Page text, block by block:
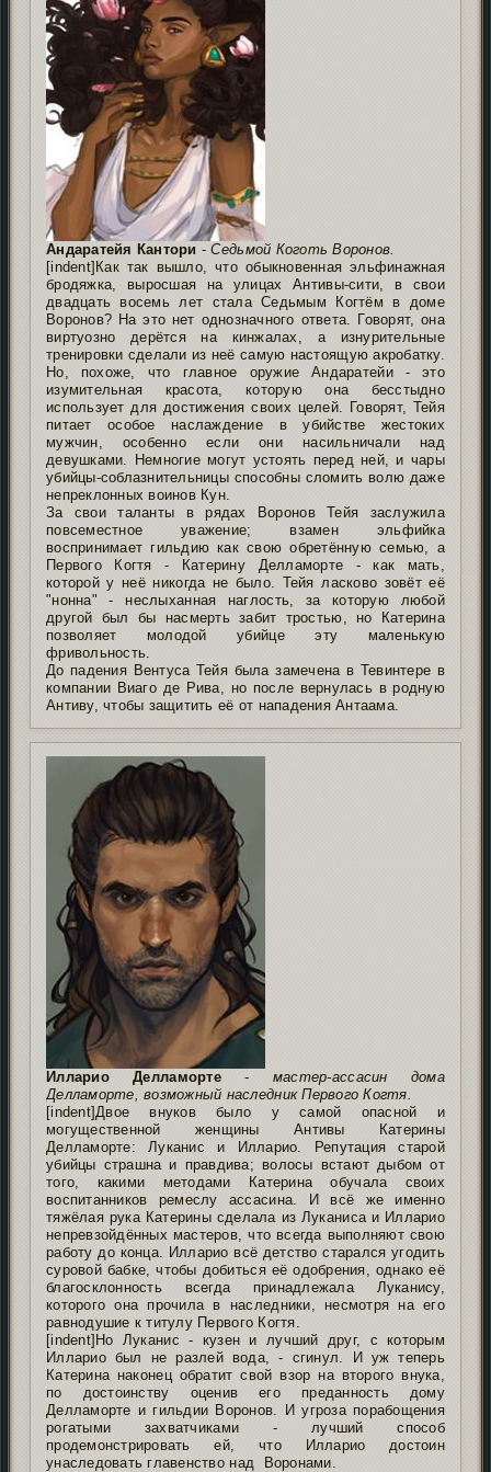
Андаратейя Кантори -Седьмой Коготь Воронов.
[indent]Как так вышло, что обыкновенная эльфинажная
бродяжка, выросшая на улицах Антивы-сити, в свои
двадцать восемь лет стала Седьмым Когтём в доме
Воронов? На это нет однозначного ответа. Говорят, она
виртуозно дерётся на кинжалах, а изнурительные
тренировки сделали из неё самую настоящую акробатку.
Но, похоже, что главное оружие Андаратейи - это
изумительная красота, которую она бесстыдно
использует для достижения своих целей. Говорят, Тейя
питает особое наслаждение в убийстве жестоких
мужчин, особенно если они насильничали над
девушками. Немногие могут устоять перед ней, и чары
убийцы-соблазнительницы способны сломить волю даже
непреклонных воинов Кун.
За свои таланты в рядах Воронов Тейя заслужила
повсеместное уважение; взамен эльфийка
воспринимает гильдию как свою обретённую семью, а
Первого Когтя - Катерину Делламорте - как мать,
которой у неё никогда не было. Тейя ласково зовёт её
"нонна" - неслыханная наглость, за которую любой
другой был бы насмерть забит тростью, но Катерина
позволяет молодой убийце эту маленькую
фривольность.
До падения Вентуса Тейя была замечена в Тевинтере в
компании Виаго де Рива, но после вернулась в родную
Антиву, чтобы защитить её от нападения Антаама.
Илларио Делламорте- мастер-ассасин дома
Делламорте, возможный наследник Первого Когтя.
[indent]Двое внуков было у самой опасной и
могущественной женщины Антивы Катерины
Делламорте: Луканис и Илларио. Репутация старой
убийцы страшна и правдива; волосы встают дыбом от
того, какими методами Катерина обучала своих
воспитанников ремеслу ассасина. И всё же именно
тяжёлая рука Катерины сделала из Луканиса и Илларио
непревзойдённых мастеров, что всегда выполняют свою
работу до конца. Илларио всё детство старался угодить
суровой бабке, чтобы добиться её одобрения, однако её
благосклонность всегда принадлежала Луканису,
которого она прочила в наследники, несмотря на его
равнодушие к титулу Первого Когтя.
[indent]Но Луканис - кузен и лучший друг, с которым
Илларио был не разлей вода, - сгинул. И уж теперь
Катерина наконец обратит свой взор на второго внука,
по достоинству оценив его преданность дому
Делламорте и гильдии Воронов. И угроза порабощения
рогатыми захватчиками - лучший способ
продемонстрировать ей, что Илларио достоин
унаследовать главенство над Воронами.